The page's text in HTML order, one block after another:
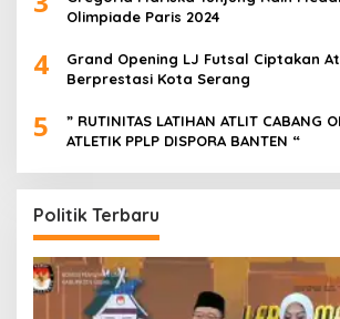
Olimpiade Paris 2024
4
Grand Opening LJ Futsal Ciptakan
Berprestasi Kota Serang
5
” RUTINITAS LATIHAN ATLIT CABANG
ATLETIK PPLP DISPORA BANTEN “
Politik Terbaru